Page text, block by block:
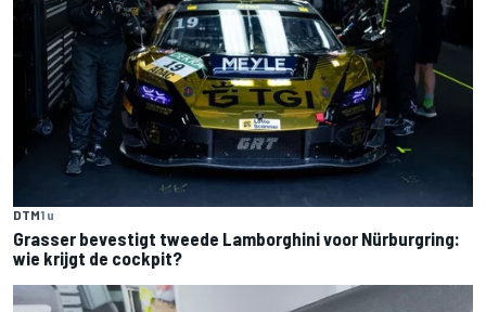
DTM1 u
Grasser bevestigt tweede Lamborghini voor Nürburgring:
wie krijgt de cockpit?